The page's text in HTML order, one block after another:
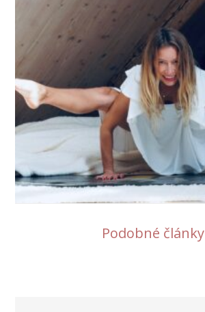
Podobné články